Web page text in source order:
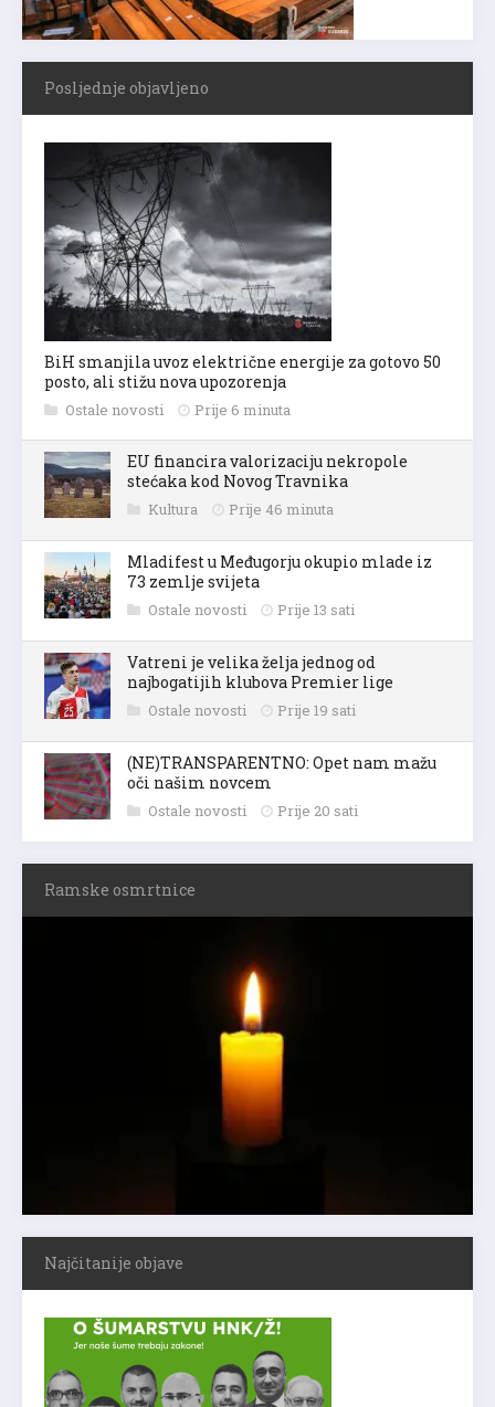
Posljednje objavljeno
BiH smanjila uvoz električne energije za gotovo 50
posto, ali stižu nova upozorenja
Ostale novosti Prije 6 minuta
EU financira valorizaciju nekropole
stećaka kod Novog Travnika
Kultura Prije 46 minuta
Mladifest u Međugorju okupio mlade iz
73 zemlje svijeta
Ostale novosti Prije 13 sati
Vatreni je velika želja jednog od
najbogatijih klubova Premier lige
Ostale novosti Prije 19 sati
(NE)TRANSPARENTNO: Opet nam mažu
oči našim novcem
Ostale novosti Prije 20 sati
Ramske osmrtnice
Najčitanije objave